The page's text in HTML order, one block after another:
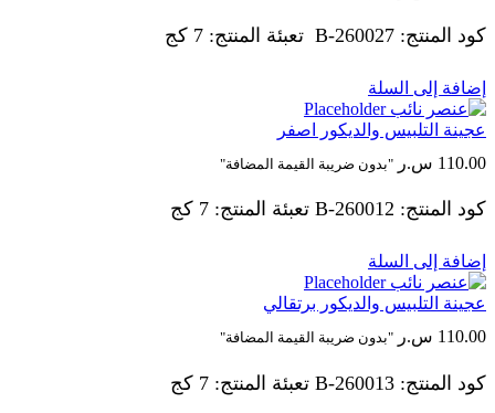
كود المنتج: 260027-B تعبئة المنتج: 7 كج
إضافة إلى السلة
عجينة التلبيس والديكور اصفر
110.00 س.ر "بدون ضريبة القيمة المضافة"
كود المنتج: 260012-B تعبئة المنتج: 7 كج
إضافة إلى السلة
عجينة التلبيس والديكور برتقالي
110.00 س.ر "بدون ضريبة القيمة المضافة"
كود المنتج: 260013-B تعبئة المنتج: 7 كج